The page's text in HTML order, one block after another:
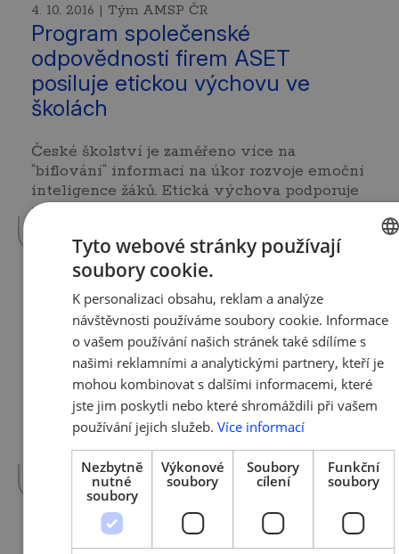
4. 10. 2016 | Tým AMSP ČR
Program společenské
odpovědnosti firem ASET
posiluje etickou výchovu ve
školách
České školství je zaměřeno více na
“biflování“ informací na úkor rozvoje emoční
inteligence žáků. Etická výchova podporuje
rozvoj…
20. 9. 2016 | Tým AMSP ČR
Ženy válcují muže v počtu nově
založených živností
Rostoucí trend počtu žen podnikatelek dále
pokračuje a již dvanáctinásobně převyšuje
počet podnikatelských subjektů, nově…
Tyto webové stránky používají
soubory cookie.
K personalizaci obsahu, reklam a analýze
návštěvnosti používáme soubory cookie. Informace
o vašem používání našich stránek také sdílíme s
našimi reklamními a analytickými partnery, kteří je
mohou kombinovat s dalšími informacemi, které
jste jim poskytli nebo které shromáždili při vašem
používání jejich služeb. Více informací
Nezbytně
nutné
soubory
Výkonové
soubory
Soubory
cílení
Funkční
soubory